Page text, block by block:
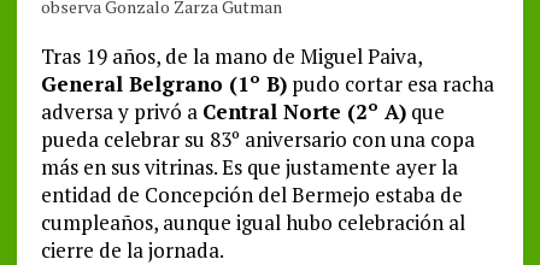
observa Gonzalo Zarza Gutman
Tras 19 años, de la mano de Miguel Paiva,
General Belgrano (1º B)pudo cortar esa racha
adversa y privó a Central Norte (2º A)que
pueda celebrar su 83º aniversario con una copa
más en sus vitrinas. Es que justamente ayer la
entidad de Concepción del Bermejo estaba de
cumpleaños, aunque igual hubo celebración al
cierre de la jornada.